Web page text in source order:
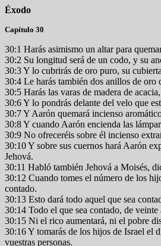
Éxodo
Capítulo 30
30:1 Harás asimismo un altar para
30:2 Su longitud será de un codo, y su
30:3 Y lo cubrirás de oro puro, su
30:4 Le harás también dos anillos de oro
30:5 Harás las varas de madera de
30:6 Y lo pondrás delante del velo que
30:7 Y Aarón quemará incienso
30:8 Y cuando Aarón encienda las
30:9 No ofreceréis sobre él incienso
30:10 Y sobre sus cuernos hará Aarón
Jehová.
30:11 Habló también Jehová a Moisés,
30:12 Cuando tomes el número de los
contado.
30:13 Esto dará todo aquel que sea
30:14 Todo el que sea contado, de
30:15 Ni el rico aumentará, ni el pobre
30:16 Y tomarás de los hijos de Israel el
vuestras personas.